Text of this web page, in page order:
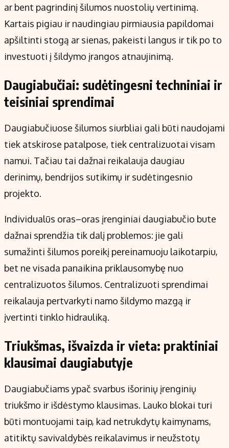
ar bent pagrindinį šilumos nuostolių vertinimą.
Kartais pigiau ir naudingiau pirmiausia papildomai
apšiltinti stogą ar sienas, pakeisti langus ir tik po to
investuoti į šildymo įrangos atnaujinimą.
Daugiabučiai: sudėtingesni techniniai ir
teisiniai sprendimai
Daugiabučiuose šilumos siurbliai gali būti naudojami
tiek atskirose patalpose, tiek centralizuotai visam
namui. Tačiau tai dažnai reikalauja daugiau
derinimų, bendrijos sutikimų ir sudėtingesnio
projekto.
Individualūs oras–oras įrenginiai daugiabučio bute
dažnai sprendžia tik dalį problemos: jie gali
sumažinti šilumos poreikį pereinamuoju laikotarpiu,
bet ne visada panaikina priklausomybę nuo
centralizuotos šilumos. Centralizuoti sprendimai
reikalauja pertvarkyti namo šildymo mazgą ir
įvertinti tinklo hidrauliką.
Triukšmas, išvaizda ir vieta: praktiniai
klausimai daugiabutyje
Daugiabučiams ypač svarbus išorinių įrenginių
triukšmo ir išdėstymo klausimas. Lauko blokai turi
būti montuojami taip, kad netrukdytų kaimynams,
atitiktų savivaldybės reikalavimus ir neužstotų